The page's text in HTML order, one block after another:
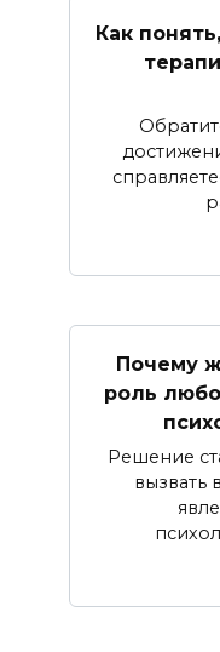
Как
Почему
роль
Решение
вызвать